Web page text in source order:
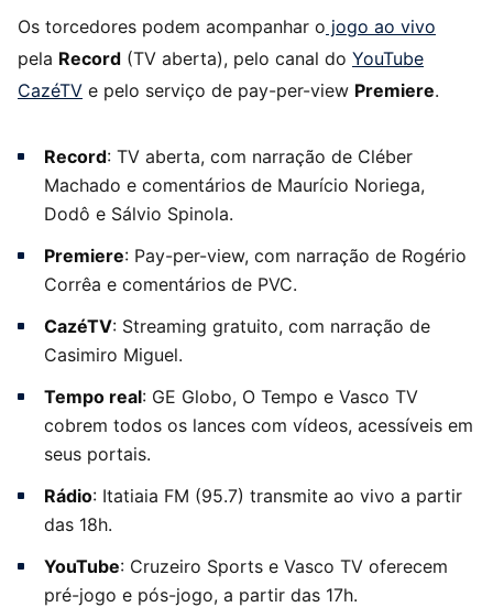
Os torcedores podem acompanhar o jogo ao vivo
pela Record (TV aberta), pelo canal do YouTube
CazéTV e pelo serviço de pay-per-view Premiere.
Record: TV aberta, com narração de Cléber
Machado e comentários de Maurício Noriega,
Dodô e Sálvio Spinola.
Premiere: Pay-per-view, com narração de Rogério
Corrêa e comentários de PVC.
CazéTV: Streaming gratuito, com narração de
Casimiro Miguel.
Tempo real: GE Globo, O Tempo e Vasco TV
cobrem todos os lances com vídeos, acessíveis em
seus portais.
Rádio: Itatiaia FM (95.7) transmite ao vivo a partir
das 18h.
YouTube: Cruzeiro Sports e Vasco TV oferecem
pré-jogo e pós-jogo, a partir das 17h.